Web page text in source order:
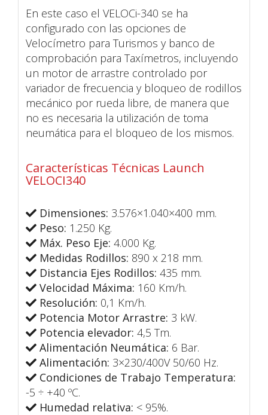
En este caso el VELOCi-340 se ha
configurado con las opciones de
Velocímetro para Turismos y banco de
comprobación para Taxímetros, incluyendo
un motor de arrastre controlado por
variador de frecuencia y bloqueo de rodillos
mecánico por rueda libre, de manera que
no es necesaria la utilización de toma
neumática para el bloqueo de los mismos.
Características Técnicas Launch
VELOCI340
Dimensiones: 3.576×1.040×400 mm.
Peso: 1.250 Kg.
Máx. Peso Eje: 4.000 Kg.
Medidas Rodillos: 890 x 218 mm.
Distancia Ejes Rodillos: 435 mm.
Velocidad Máxima: 160 Km/h.
Resolución: 0,1 Km/h.
Potencia Motor Arrastre: 3 kW.
Potencia elevador: 4,5 Tm.
Alimentación Neumática: 6 Bar.
Alimentación: 3×230/400V 50/60 Hz.
Condiciones de Trabajo Temperatura:
-5 ÷ +40 ºC.
Humedad relativa: < 95%.